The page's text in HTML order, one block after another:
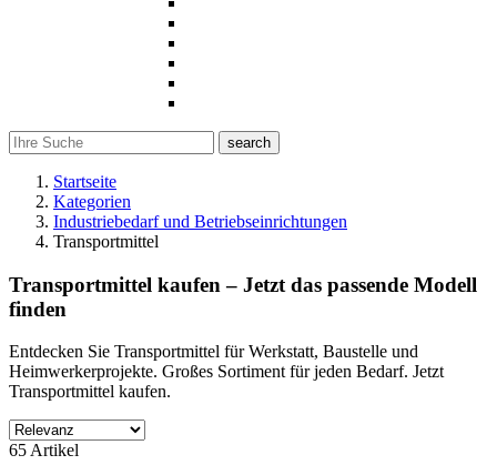
search
Startseite
Kategorien
Industriebedarf und Betriebseinrichtungen
Transportmittel
Transportmittel kaufen – Jetzt das passende Modell
finden
Entdecken Sie Transportmittel für Werkstatt, Baustelle und
Heimwerkerprojekte. Großes Sortiment für jeden Bedarf. Jetzt
Transportmittel kaufen.
Filter
65 Artikel